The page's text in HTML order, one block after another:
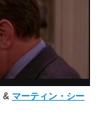
& マーティン・シー